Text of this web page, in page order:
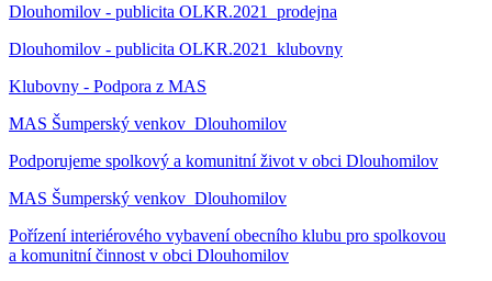
Dlouhomilov - publicita OLKR.2021_prodejna
Dlouhomilov - publicita OLKR.2021_klubovny
Klubovny - Podpora z MAS
MAS Šumperský venkov_Dlouhomilov
Podporujeme spolkový a komunitní život v obci Dlouhomilov
MAS Šumperský venkov_Dlouhomilov
Pořízení interiérového vybavení obecního klubu pro spolkovou
a komunitní činnost v obci Dlouhomilov